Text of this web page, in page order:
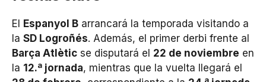
El Espanyol B arrancará la temporada visitando a
la SD Logroñés. Además, el primer derbi frente al
Barça Atlètic se disputará el 22 de noviembre en
la 12.ª jornada, mientras que la vuelta llegará el